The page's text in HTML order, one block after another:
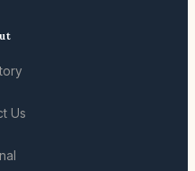
Us